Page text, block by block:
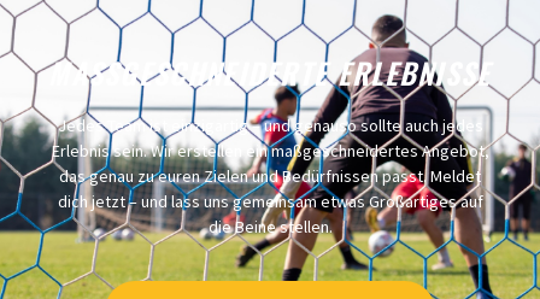
MASSGESCHNEIDERTE ERLEBNISSE
Jedes Team ist einzigartig – und genauso sollte auch jedes
Erlebnis sein. Wir erstellen ein maßgeschneidertes Angebot,
das genau zu euren Zielen und Bedürfnissen passt. Meldet
dich jetzt – und lass uns gemeinsam etwas Großartiges auf
die Beine stellen.